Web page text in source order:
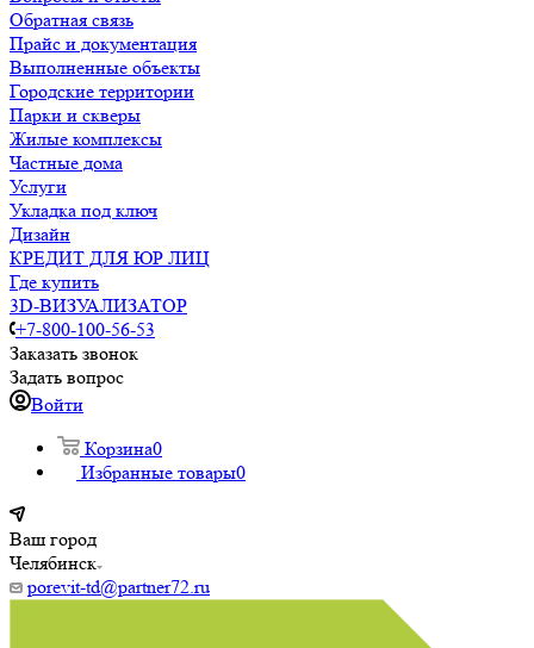
Обратная связь
Прайс и документация
Выполненные объекты
Городские территории
Парки и скверы
Жилые комплексы
Частные дома
Услуги
Укладка под ключ
Дизайн
КРЕДИТ ДЛЯ ЮР ЛИЦ
Где купить
3D-ВИЗУАЛИЗАТОР
+7-800-100-56-53
Заказать звонок
Задать вопрос
Войти
Корзина0
Избранные товары0
Ваш город
Челябинск
porevit-td@partner72.ru